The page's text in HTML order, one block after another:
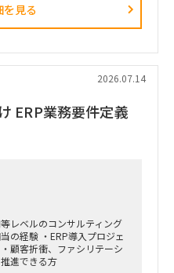
ではなく、ビジネスと
入り込み、プロジェクトを実
計、新営業モデル設計など
レポーティングおよび直接
参画。
シュボード」等の最先端ツ
営業員にどう使わせるか
援。
イアント（証券会社側）の
のリアルな知見を取り込み
す。
見る
2026.07.14
ERP業務要件定義
レベルのコンサルティング
の経験 ・ERP導入プロジェ
顧客折衝、ファシリテーシ
進できる方